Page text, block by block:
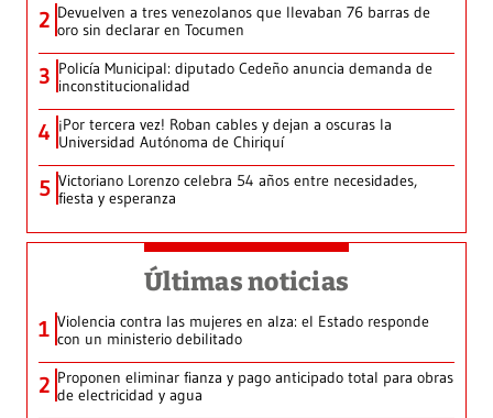
2 Devuelven a tres venezolanos que llevaban 76 barras de
oro sin declarar en Tocumen
3 Policía Municipal: diputado Cedeño anuncia demanda de
inconstitucionalidad
4 ¡Por tercera vez! Roban cables y dejan a oscuras la
Universidad Autónoma de Chiriquí
5 Victoriano Lorenzo celebra 54 años entre necesidades,
fiesta y esperanza
Últimas noticias
1 Violencia contra las mujeres en alza: el Estado responde
con un ministerio debilitado
2 Proponen eliminar fianza y pago anticipado total para obras
de electricidad y agua